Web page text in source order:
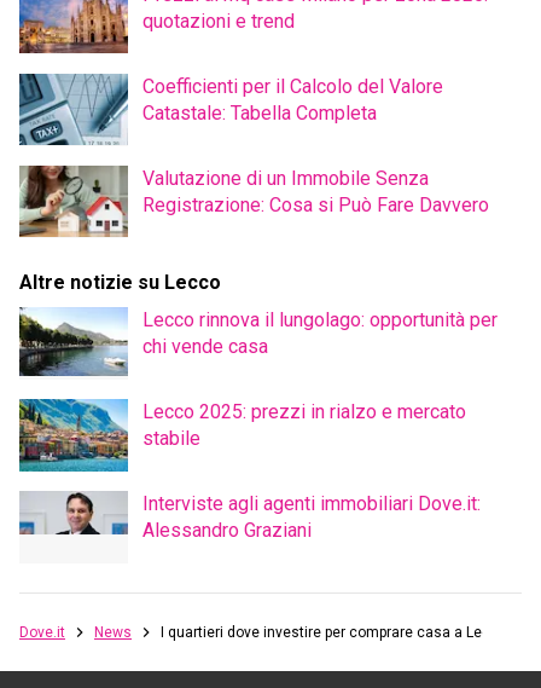
quotazioni e trend
Coefficienti per il Calcolo del Valore
Catastale: Tabella Completa
Valutazione di un Immobile Senza
Registrazione: Cosa si Può Fare Davvero
Altre notizie su Lecco
Lecco rinnova il lungolago: opportunità per
chi vende casa
Lecco 2025: prezzi in rialzo e mercato
stabile
Interviste agli agenti immobiliari Dove.it:
Alessandro Graziani
Dove.it News I quartieri dove investire per comprare casa a Lecco